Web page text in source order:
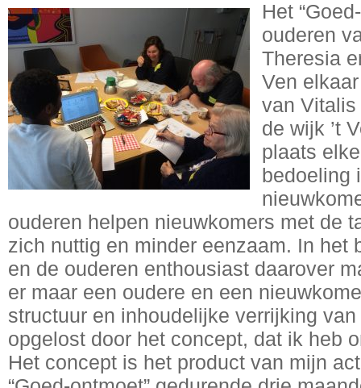
Het
ouderen
Theresia
Ven
van
de wijk ’t
plaats
bedoeling
ouderen helpen nieuwkomers met de
zich nuttig en minder eenzaam. In het
en de ouderen enthousiast daarover
er maar een oudere en een
structuur en inhoudelijke verrijking
opgelost door het concept, dat ik heb
Het concept is het product van mijn